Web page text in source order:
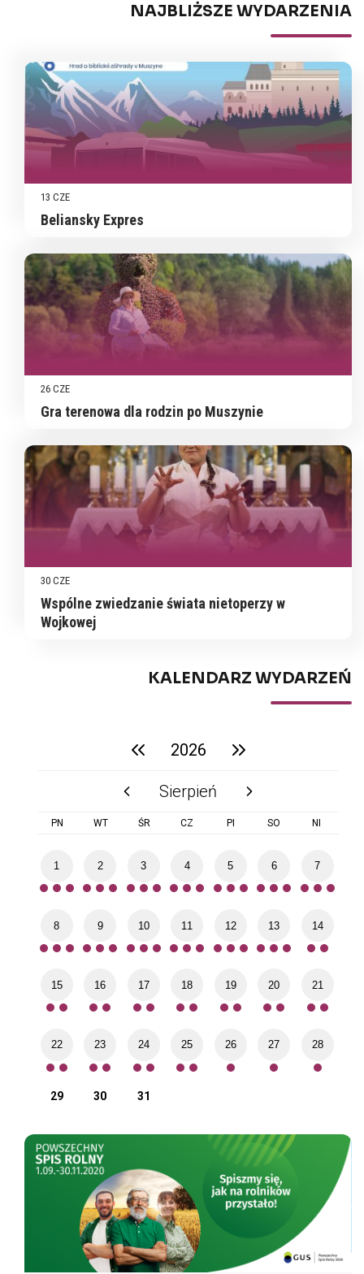
NAJBLIŻSZE WYDARZENIA
13 CZE
Beliansky Expres
26 CZE
Gra terenowa dla rodzin po Muszynie
30 CZE
Wspólne zwiedzanie świata nietoperzy w
Wojkowej
KALENDARZ WYDARZEŃ
poprzedni rok
2026 następny rok
poprzedni miesiąc
Sierpień następny miesiąc
PN WT ŚR CZ PI SO NI
1 2 3 4 5 6 7
8 9 10 11 12 13 14
15 16 17 18 19 20 21
22 23 24 25 26 27 28
29 30 31
Spis rolny